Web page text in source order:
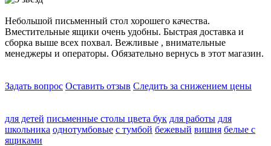
Небольшой письменный стол хорошего качества.
Вместительные ящики очень удобны. Быстрая доставка и
сборка выше всех похвал. Вежливые , внимательные
менеджеры и операторы. Обязательно вернусь в этот магазин.
Задать вопрос Оставить отзыв Следить за снижением цены
для детей письменные столы цвета бук для работы для
школьника однотумбовые с тумбой бежевый вишня белые с
ящиками